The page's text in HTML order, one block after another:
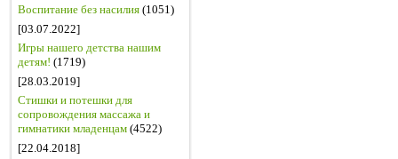
Воспитание без насилия (1051)
[03.07.2022]
Игры нашего детства нашим
детям! (1719)
[28.03.2019]
Стишки и потешки для
сопровождения массажа и
гимнатики младенцам (4522)
[22.04.2018]